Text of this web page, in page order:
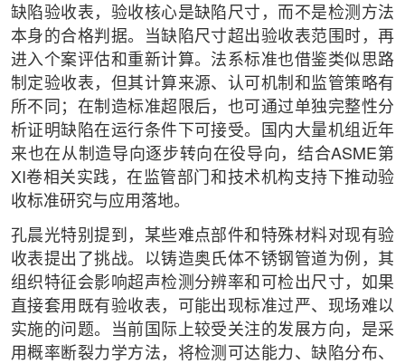
缺陷验收表，验收核心是缺陷尺寸，而不是检测方法
本身的合格判据。当缺陷尺寸超出验收表范围时，再
进入个案评估和重新计算。法系标准也借鉴类似思路
制定验收表，但其计算来源、认可机制和监管策略有
所不同；在制造标准超限后，也可通过单独完整性分
析证明缺陷在运行条件下可接受。国内大量机组近年
来也在从制造导向逐步转向在役导向，结合ASME第
XI卷相关实践，在监管部门和技术机构支持下推动验
收标准研究与应用落地。
孔晨光特别提到，某些难点部件和特殊材料对现有验
收表提出了挑战。以铸造奥氏体不锈钢管道为例，其
组织特征会影响超声检测分辨率和可检出尺寸，如果
直接套用既有验收表，可能出现标准过严、现场难以
实施的问题。当前国际上较受关注的发展方向，是采
用概率断裂力学方法，将检测可达能力、缺陷分布、